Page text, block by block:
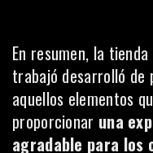
En resumen, la
trabajó desarrolló de
aquellos elementos
proporcionar una
agradable para los